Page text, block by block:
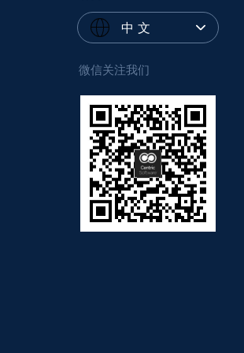
中 文
微信关注我们